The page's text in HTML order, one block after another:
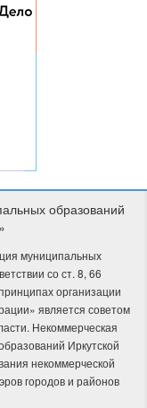
образований
муниципальных
со ст. 8, 66
организации
является советом
Некоммерческая
Иркутской
некоммерческой
городов и районов